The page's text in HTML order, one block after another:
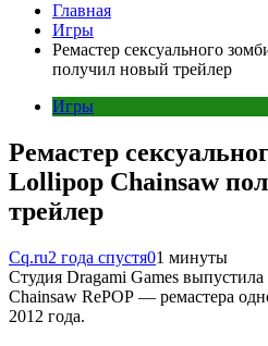
Главная
Игры
Ремастер сексуального
получил новый трейлер
Игры
Ремастер
Lollipop Chainsaw
трейлер
Cq.ru2 года спустя01 минуты
Студия Dragami Games
Chainsaw RePOP — ремастера
2012 года.